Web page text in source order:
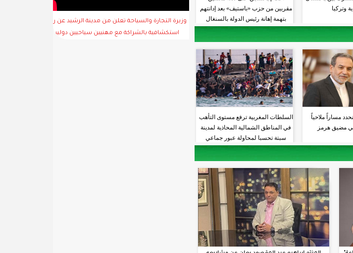
وزيرة التجارة والسياحة تعلن من مدينة الرشيد عن رحلة
استكشافية بالشراكة مع مهنيين سياحيين دوليين
وتركيا
مقربين من حزب «باستيف» بعد إدانتهم
بتهمة إهانة رئيس الدولة بالسنغال
مساراً ملاحياً
مضيق هرمز
السلطات المغربية ترفع مستوى التأهب
في المناطق الشمالية المحاذية لمدينة
سبتة تحسبا لمحاولة عبور جماعي
جديدة